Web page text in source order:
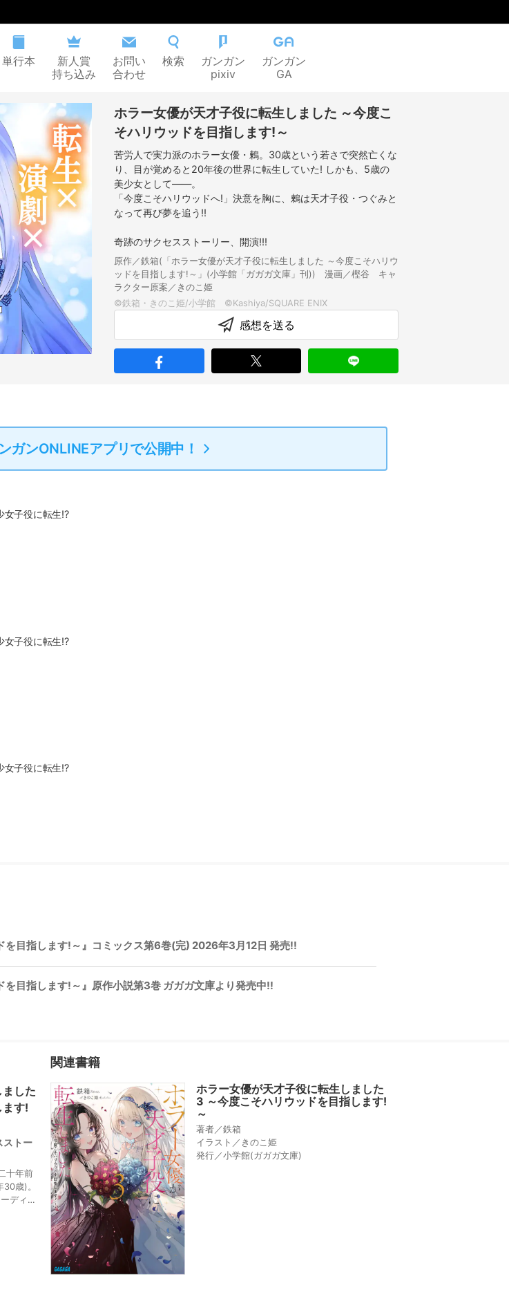
単行本
新人賞
持ち込み
お問い
合わせ
検索
ガンガン
pixiv
ガンガン
GA
ホラー女優が天才子役に転生しました ～今度こ
そハリウッドを目指します!～
苦労人で実力派のホラー女優・鶫。30歳という若さで突然亡くな
り、目が覚めると20年後の世界に転生していた! しかも、5歳の
美少女として――。
「今度こそハリウッドへ!」決意を胸に、鶫は天才子役・つぐみと
なって再び夢を追う!!
奇跡のサクセスストーリー、開演!!!
原作／鉄箱(「ホラー女優が天才子役に転生しました ～今度こそハリウ
ッドを目指します!～」(小学館「ガガガ文庫」刊)) 漫画／樫谷 キャ
ラクター原案／きのこ姫
感想を送る
ガンONLINEアプリで公開中！
女子役に転生!?
女子役に転生!?
女子役に転生!?
を目指します!～』コミックス第6巻(完) 2026年3月12日 発売!!
を目指します!～』原作小説第3巻 ガガガ文庫より発売中!!
した
ます!
トー
十年前
歳)。
ディシ
! しか
貴の手
らかに
り。玲
技”を
関連書籍
ホラー女優が天才子役に転生しました
3 ～今度こそハリウッドを目指します!
～
著者／鉄箱
イラスト／きのこ姫
発行／小学館(ガガガ文庫)